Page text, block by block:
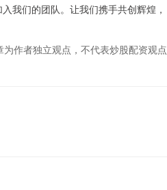
我们的团队。让我们携手共创辉煌，
为作者独立观点，不代表炒股配资观点